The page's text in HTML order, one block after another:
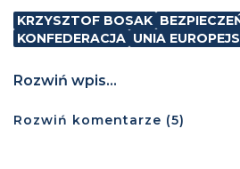
KRZYSZTOF BOSAK
KONFEDERACJA UNIA
Rozwiń wpis...
Rozwiń komentarze (5)